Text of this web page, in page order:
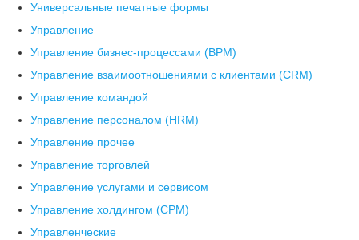
Универсальные печатные формы
Управление
Управление бизнес-процессами (BPM)
Управление взаимоотношениями с клиентами (СRM)
Управление командой
Управление персоналом (HRM)
Управление прочее
Управление торговлей
Управление услугами и сервисом
Управление холдингом (CPM)
Управленческие